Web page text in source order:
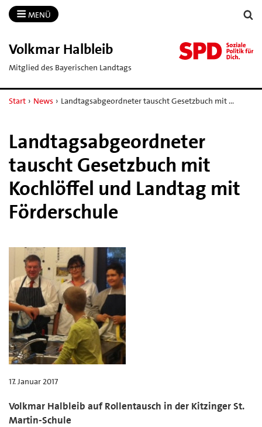
MENÜ
Volkmar Halbleib
Mitglied des Bayerischen Landtags
Start › News › Landtagsabgeordneter tauscht Gesetzbuch mit …
Landtagsabgeordneter
tauscht Gesetzbuch mit
Kochlöffel und Landtag mit
Förderschule
17. Januar 2017
Volkmar Halbleib auf Rollentausch in der Kitzinger St.
Martin-Schule